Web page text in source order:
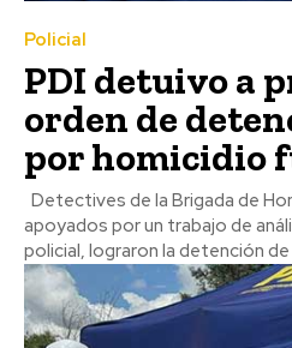
Policial
PDI detuivo a
orden de
por homicidio
apoyados por un trabajo de
policial, lograron la detención de